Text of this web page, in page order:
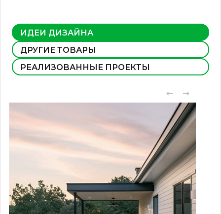
ИДЕИ ДИЗАЙНА
ДРУГИЕ ТОВАРЫ
РЕАЛИЗОВАННЫЕ ПРОЕКТЫ